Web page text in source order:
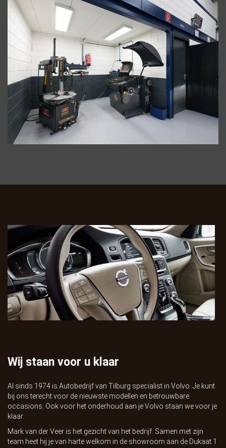
Wij staan voor u klaar
Al sinds 1974 is Autobedrijf van Tilburg specialist in Volvo. Je kunt
bij ons terecht voor de nieuwste modellen en betrouwbare
occasions. Ook voor het onderhoud aan je Volvo staan we voor je
klaar.
Mark van der Veer is het gezicht van het bedrijf. Samen met zijn
team heet hij je van harte welkom in de showroom aan de Dukaat 1